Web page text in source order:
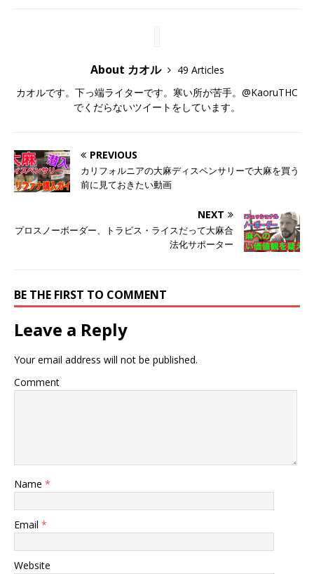
About カオル
49 Articles
カオルです。下っ端ライターです。寒い所が苦手。@KaoruTHC
でくだらないツイートをしています。
PREVIOUS
カリフォルニアの大麻ディスペンサリーで大麻を買う
前に見ておきたい動画
NEXT
プロスノーボーダー、トラビス・ライスだって大麻合
法化サポーター
BE THE FIRST TO COMMENT
Leave a Reply
Your email address will not be published.
Comment
Name *
Email *
Website